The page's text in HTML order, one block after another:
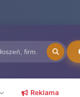
Reklama